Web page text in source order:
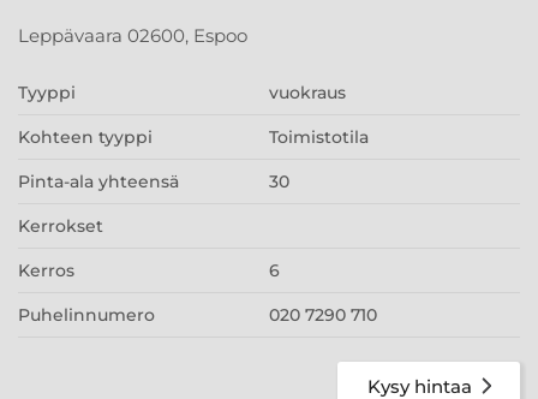
Leppävaara 02600, Espoo
Tyyppi vuokraus
Kohteen tyyppi Toimistotila
Pinta-ala yhteensä 30
Kerrokset
Kerros 6
Puhelinnumero 020 7290 710
Kysy hintaa